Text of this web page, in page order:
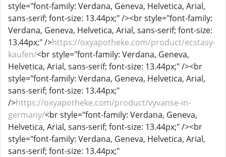
style="font-family: Verdana, Geneva, Helvetica, Arial,
sans-serif; font-size: 13.44px;" /><br style="font-family:
Verdana, Geneva, Helvetica, Arial, sans-serif; font-size:
13.44px;" />https://oxyapotheke.com/product/ecstasy-
kaufen/<br style="font-family: Verdana, Geneva,
Helvetica, Arial, sans-serif; font-size: 13.44px;" /><br
style="font-family: Verdana, Geneva, Helvetica, Arial,
sans-serif; font-size: 13.44px;"
/>https://oxyapotheke.com/product/vyvanse-in-
germany/<br style="font-family: Verdana, Geneva,
Helvetica, Arial, sans-serif; font-size: 13.44px;" /><br
style="font-family: Verdana, Geneva, Helvetica, Arial,
sans-serif; font-size: 13.44px;"